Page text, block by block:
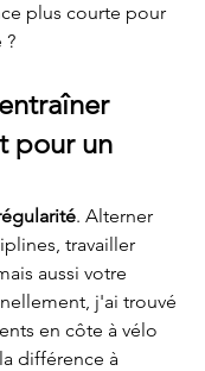
plus courte pour
?
pour un
. Alterner
travailler
aussi votre
j'ai trouvé
en côte à vélo
différence à